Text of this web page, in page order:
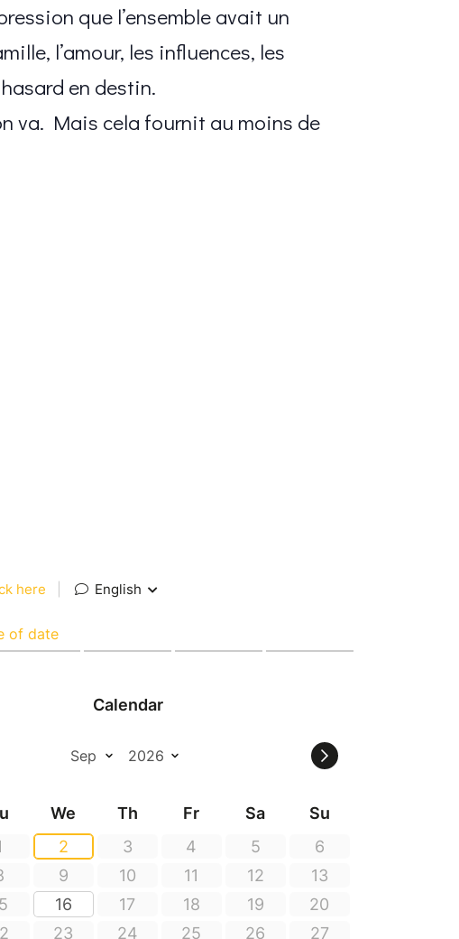
que l’ensemble avait un
l’amour, les influences, les
en destin.
va. Mais cela fournit au moins de